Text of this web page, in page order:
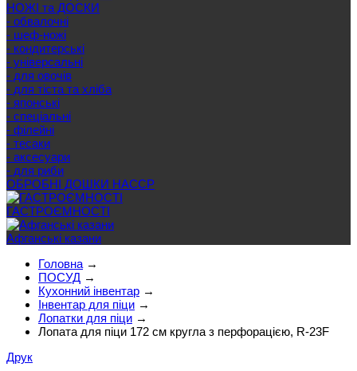
НОЖІ та ДОСКИ
- обвалочні
- шеф-ножі
- кондитерські
- універсальні
- для овочів
- для тіста та хліба
- японські
- спеціальні
- філейні
- тесаки
- аксесуари
- для риби
ОБРОБНІ ДОШКИ HACCP
ГАСТРОЄМНОСТІ
Афганські казани
Головна →
ПОСУД →
Кухонний інвентар →
Інвентар для піци →
Лопатки для піци →
Лопата для піци 172 см кругла з перфорацією, R-23F
Друк